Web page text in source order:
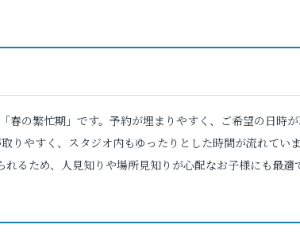
の繁忙期」です。予約が埋まりやすく、ご希望の日時
りやすく、スタジオ内もゆったりとした時間が流れていま
るため、人見知りや場所見知りが心配なお子様にも最適